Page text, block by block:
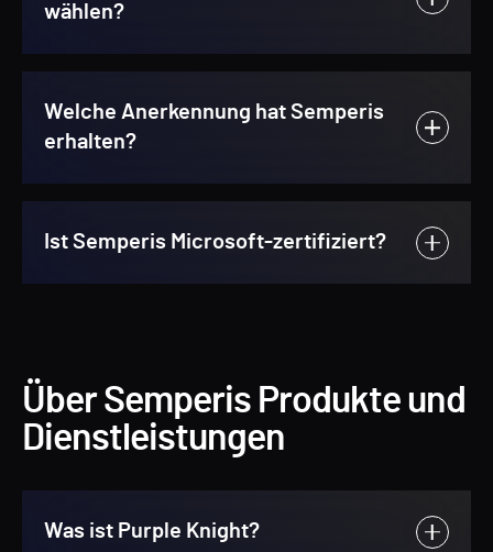
wählen?
Welche Anerkennung hat Semperis
erhalten?
Ist Semperis Microsoft-zertifiziert?
Über Semperis Produkte und
Dienstleistungen
Was ist Purple Knight?